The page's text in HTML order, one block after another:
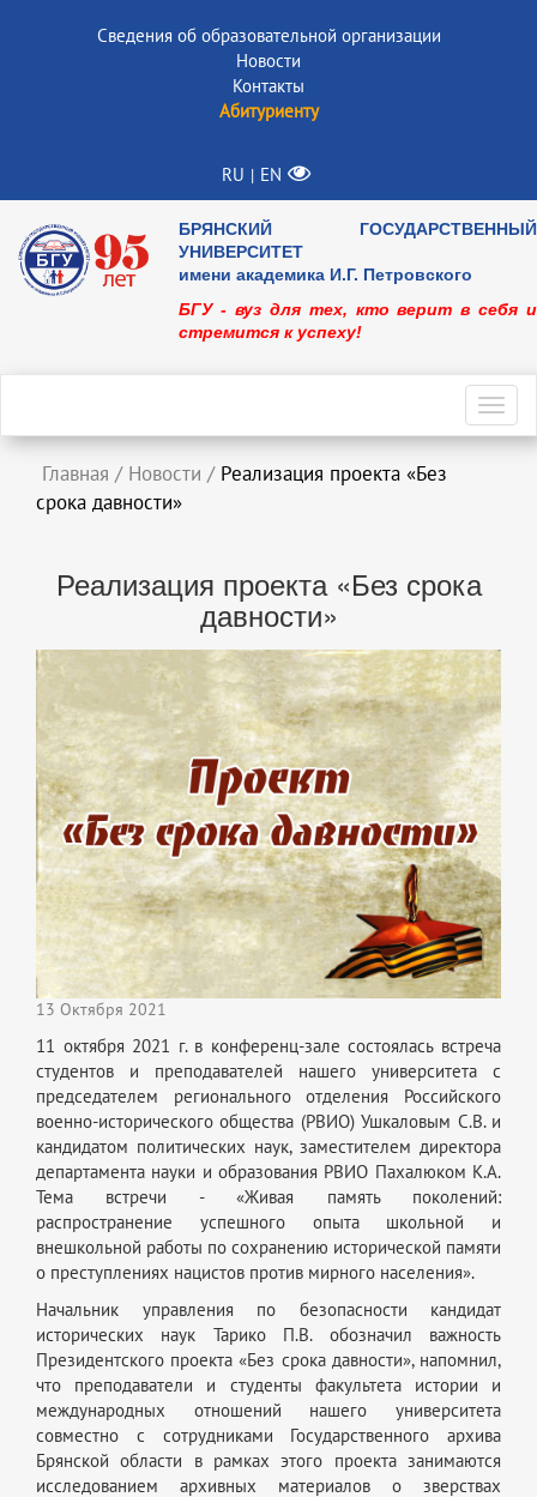
Сведения об образовательной организации
Новости
Контакты
Абитуриенту
RU | EN
БРЯНСКИЙ ГОСУДАРСТВЕННЫЙ
УНИВЕРСИТЕТ
имени академика И.Г. Петровского
БГУ - вуз для тех, кто верит в себя и
стремится к успеху!
Главная / Новости / Реализация проекта «Без
срока давности»
Реализация проекта «Без срока
давности»
13 Октября 2021
11 октября 2021 г. в конференц-зале состоялась встреча
студентов и преподавателей нашего университета с
председателем регионального отделения Российского
военно-исторического общества (РВИО) Ушкаловым С.В. и
кандидатом политических наук, заместителем директора
департамента науки и образования РВИО Пахалюком К.А.
Тема встречи - «Живая память поколений:
распространение успешного опыта школьной и
внешкольной работы по сохранению исторической памяти
о преступлениях нацистов против мирного населения».
Начальник управления по безопасности кандидат
исторических наук Тарико П.В. обозначил важность
Президентского проекта «Без срока давности», напомнил,
что преподаватели и студенты факультета истории и
международных отношений нашего университета
совместно с сотрудниками Государственного архива
Брянской области в рамках этого проекта занимаются
исследованием архивных материалов о зверствах